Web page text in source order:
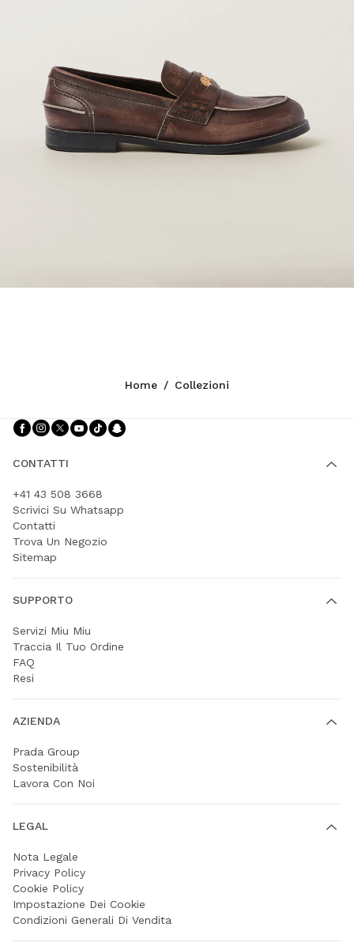
Home / Collezioni
Seguici facebook
Seguici instagram
Seguici twitter
Seguici youtube
Seguici tiktok
CONTATTI
+41 43 508 3668
Scrivici Su Whatsapp
Contatti
Trova Un Negozio
Sitemap
SUPPORTO
Servizi Miu Miu
Traccia Il Tuo Ordine
FAQ
Resi
AZIENDA
Prada Group
Sostenibilità
Lavora Con Noi
LEGAL
Nota Legale
Privacy Policy
Cookie Policy
Impostazione Dei Cookie
Condizioni Generali Di Vendita